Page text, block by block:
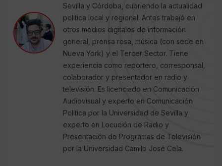
Sevilla y Córdoba, cubriendo la actualidad
política local y regional. Antes trabajó en
otros medios digitales de información
general, prensa rosa, música (con sede en
Nueva York) y el Tercer Sector. Tiene
experiencia como reportero, corresponsal,
colaborador y presentador en radio y
televisión. Es licenciado en Comunicación
Audiovisual y experto en Comunicación
Política por la Universidad de Sevilla y
experto en Locución de Radio y
Presentación de Programas de Televisión
por la Universidad Camilo José Cela.